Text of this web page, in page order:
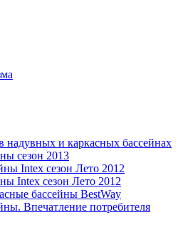
надувных и каркасных бассейнах
сезон 2013
Intex сезон Лето 2012
Intex сезон Лето 2012
бассейны BestWay
Впечатление потребителя